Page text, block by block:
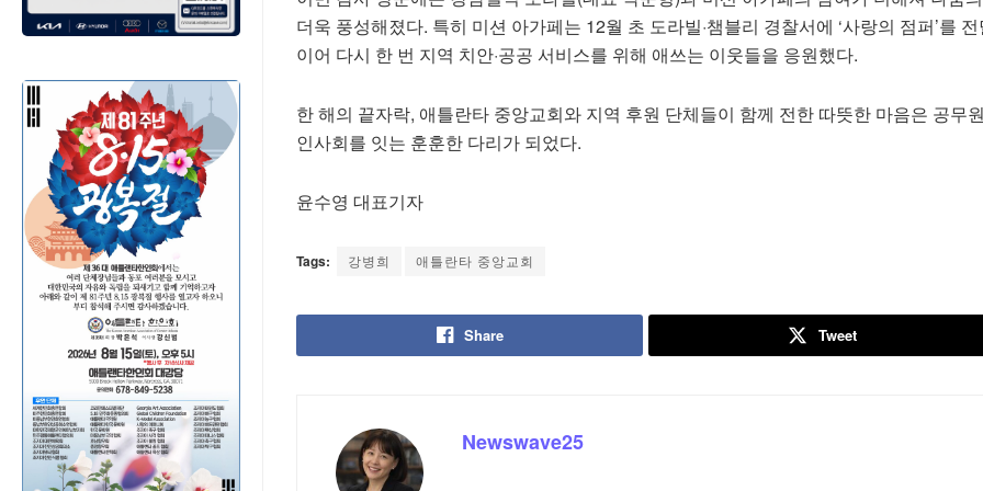
더욱 풍성해졌다. 특히 미션 아가페는 12월 초 도라빌·챔블리 경찰서에 ‘사랑의 점퍼’를
이어 다시 한 번 지역 치안·공공 서비스를 위해 애쓰는 이웃들을 응원했다.
한 해의 끝자락, 애틀란타 중앙교회와 지역 후원 단체들이 함께 전한 따뜻한 마음은 공무
인사회를 잇는 훈훈한 다리가 되었다.
윤수영 대표기자
Tags: 강병희 애틀란타 중앙교회
Share Tweet
Newswave25